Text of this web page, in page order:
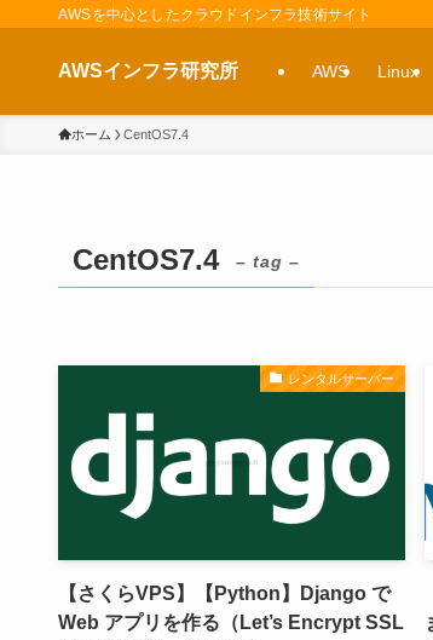
AWSを中心としたクラウドインフラ技術サイト
AWSインフラ研究所 AWS Linux
ホーム CentOS7.4
CentOS7.4 – tag –
レンタルサーバー
【さくらVPS】【Python】Django で
Web アプリを作る（Let’s Encrypt SSL